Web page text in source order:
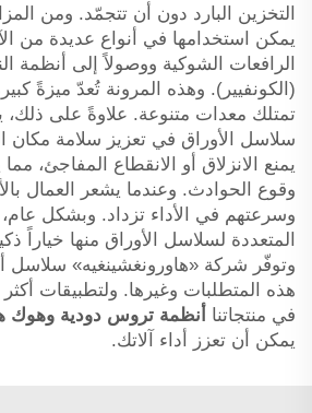
التخزين البارد دون أن تتجمّد. ومن
يمكن استخدامها في أنواع عديدة من
الرافعات الشوكية ووصولاً إلى أنظمة
(الكونفيير). وهذه المرونة تُعدّ ميزةً
تمتلك معدات متنوعة. علاوةً على
سلاسل الأوراق في تعزيز سلامة مكان
يمنع الانزلاق أو الانقطاع المفاجئ،
وقوع الحوادث. وعندما يشعر العمال
وسرعتهم في الأداء تزداد. وبشكل عام،
المتعددة لسلاسل الأوراق منها خياراً
وتوفّر شركة «هاورونغشينغيه» سلاسل
هذه المتطلبات وغيرها. ولتطبيقات
في منتجاتنا
أنظمة تروس دودية وهوك
يمكن أن تعزز أداء آلاتك.